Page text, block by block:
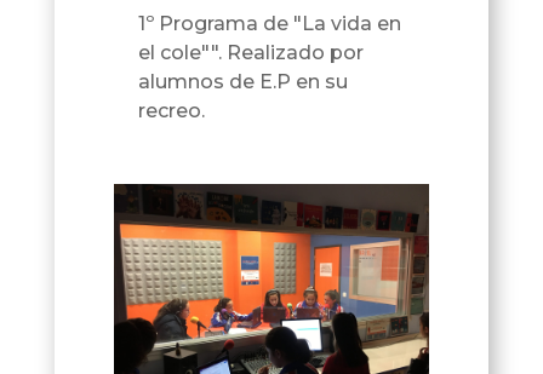
1º Programa de "La vida en
el cole"". Realizado por
alumnos de E.P en su
recreo.